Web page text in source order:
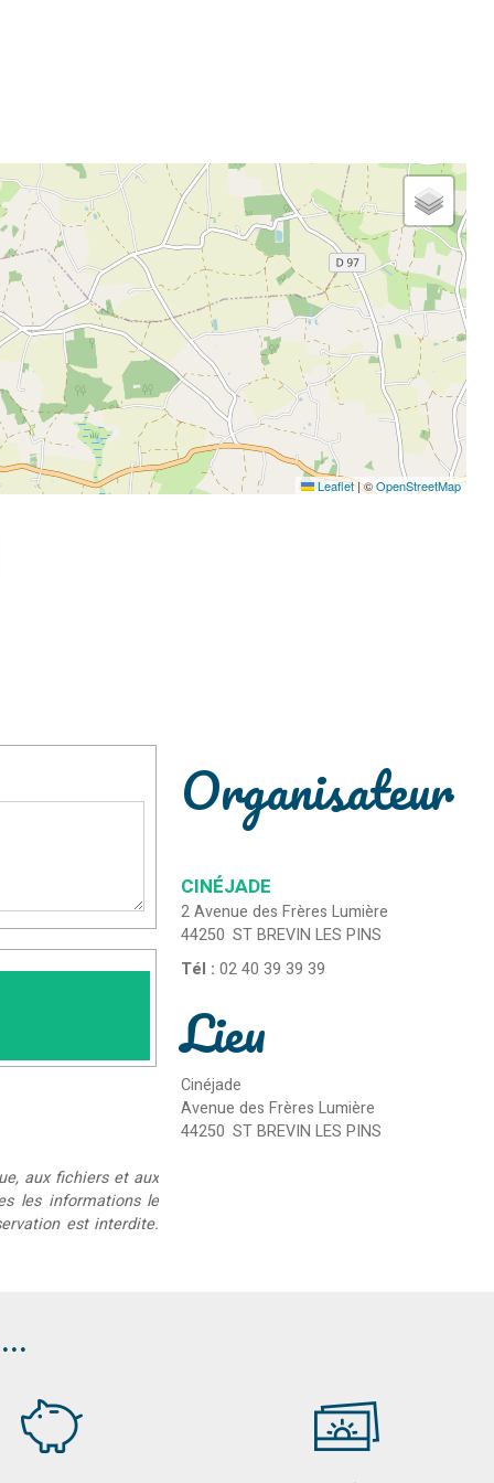
Leaflet|©OpenStreetMap
aux fichiers et aux
les informations le
est interdite.
Organisateur
CINÉJADE
2 Avenue des Frères Lumière
44250 ST BREVIN LES PINS
Tél :02 40 39 39 39
Lieu
Cinéjade
Avenue des Frères Lumière
44250 ST BREVIN LES PINS